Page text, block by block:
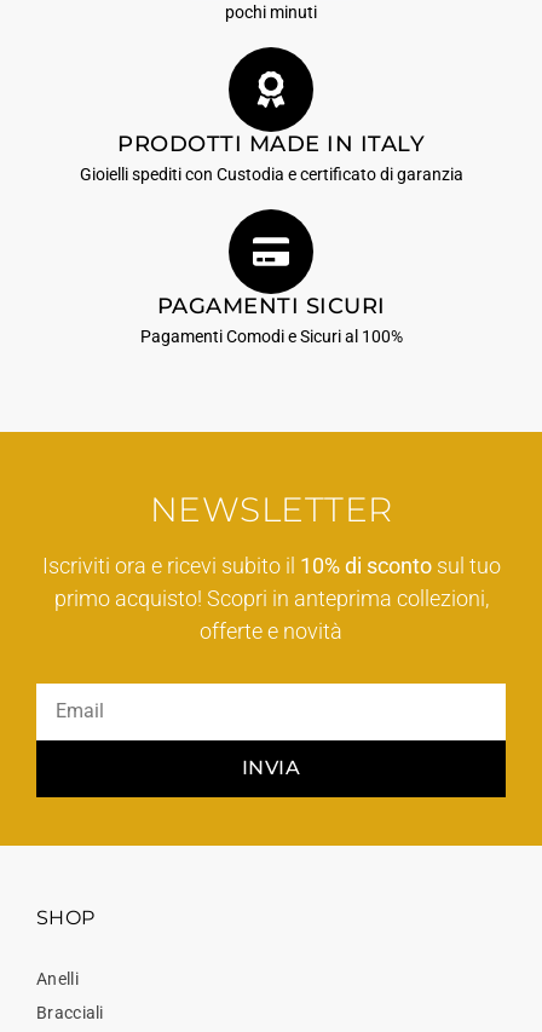
pochi minuti
PRODOTTI MADE IN ITALY
Gioielli spediti con Custodia e certificato di garanzia
PAGAMENTI SICURI
Pagamenti Comodi e Sicuri al 100%
NEWSLETTER
Iscriviti ora e ricevi subito il 10% di scontosul tuo
primo acquisto! Scopri in anteprima collezioni,
offerte e novità
INVIA
SHOP
Anelli
Bracciali